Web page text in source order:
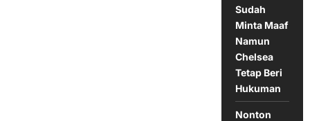
Sudah
Minta Maaf
Namun
Chelsea
Tetap Beri
Hukuman
Nonton